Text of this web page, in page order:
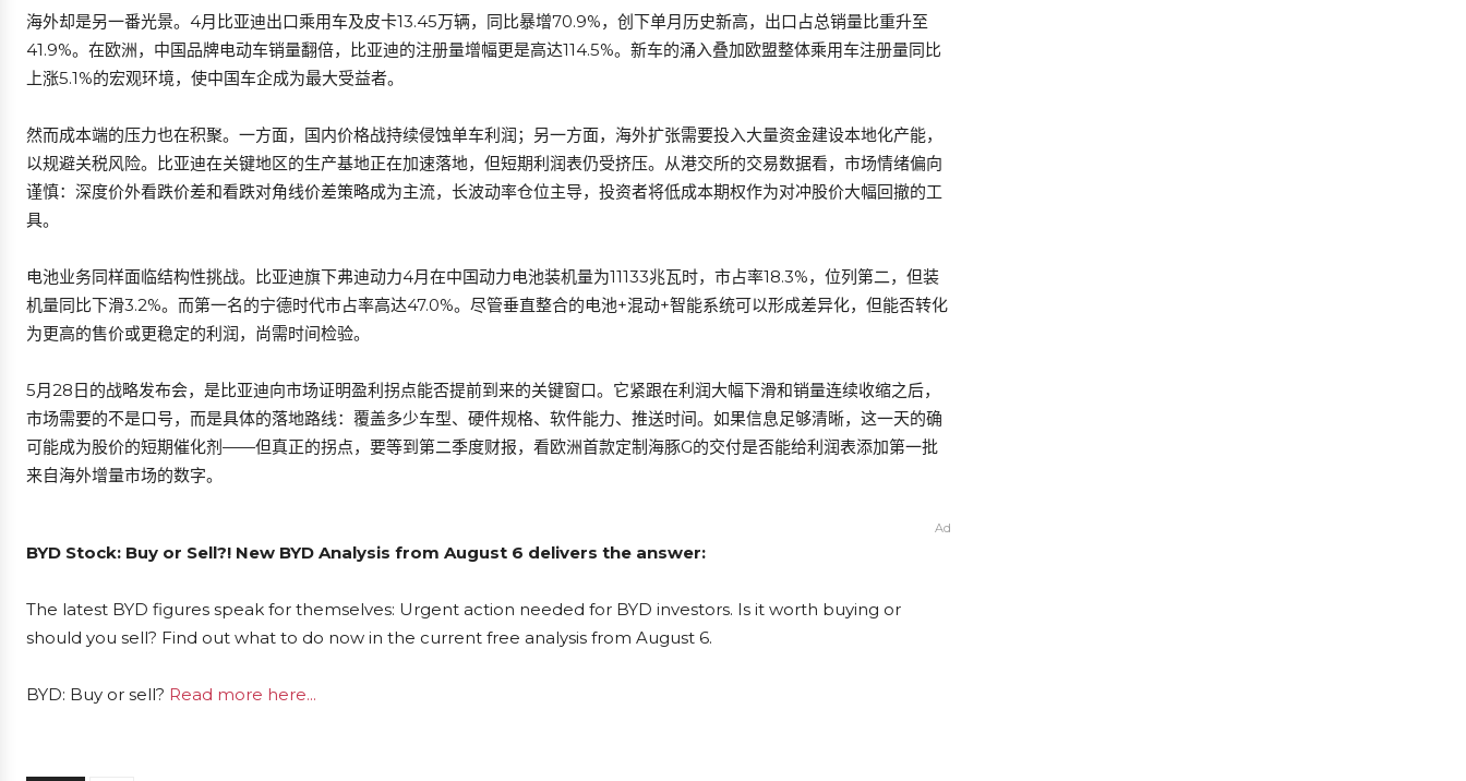
海外却是另一番光景。4月比亚迪出口乘用车及皮卡13.45万辆，同比暴增70.9%，创下单月历史新高，出口占总销量比重升至
41.9%。在欧洲，中国品牌电动车销量翻倍，比亚迪的注册量增幅更是高达114.5%。新车的涌入叠加欧盟整体乘用车注册量同比
上涨5.1%的宏观环境，使中国车企成为最大受益者。
然而成本端的压力也在积聚。一方面，国内价格战持续侵蚀单车利润；另一方面，海外扩张需要投入大量资金建设本地化产能，
以规避关税风险。比亚迪在关键地区的生产基地正在加速落地，但短期利润表仍受挤压。从港交所的交易数据看，市场情绪偏向
谨慎：深度价外看跌价差和看跌对角线价差策略成为主流，长波动率仓位主导，投资者将低成本期权作为对冲股价大幅回撤的工
具。
电池业务同样面临结构性挑战。比亚迪旗下弗迪动力4月在中国动力电池装机量为11133兆瓦时，市占率18.3%，位列第二，但装
机量同比下滑3.2%。而第一名的宁德时代市占率高达47.0%。尽管垂直整合的电池+混动+智能系统可以形成差异化，但能否转化
为更高的售价或更稳定的利润，尚需时间检验。
5月28日的战略发布会，是比亚迪向市场证明盈利拐点能否提前到来的关键窗口。它紧跟在利润大幅下滑和销量连续收缩之后，
市场需要的不是口号，而是具体的落地路线：覆盖多少车型、硬件规格、软件能力、推送时间。如果信息足够清晰，这一天的确
可能成为股价的短期催化剂——但真正的拐点，要等到第二季度财报，看欧洲首款定制海豚G的交付是否能给利润表添加第一批
来自海外增量市场的数字。
Ad
BYD Stock: Buy or Sell?! New BYD Analysis from August 6 delivers the answer:
The latest BYD figures speak for themselves: Urgent action needed for BYD investors. Is it worth buying or
should you sell? Find out what to do now in the current free analysis from August 6.
BYD: Buy or sell? Read more here...